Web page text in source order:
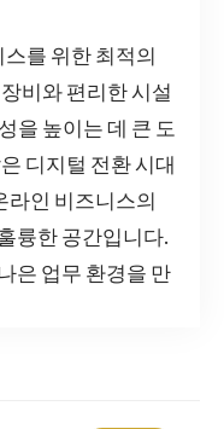
를 위한 최적의
비와 편리한 시설
을 높이는 데 큰 도
디지털 전환 시대
라인 비즈니스의
륭한 공간입니다.
은 업무 환경을 만